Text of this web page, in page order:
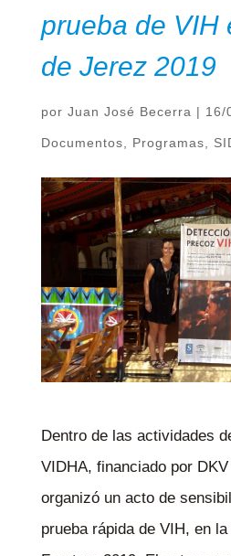
prueba de VIH
de Jerez 2019
por Juan José Becerra | 16/
Documentos Programas
Dentro de las actividades
VIDHA, financiado por
organizó un acto de
prueba rápida de VIH, en